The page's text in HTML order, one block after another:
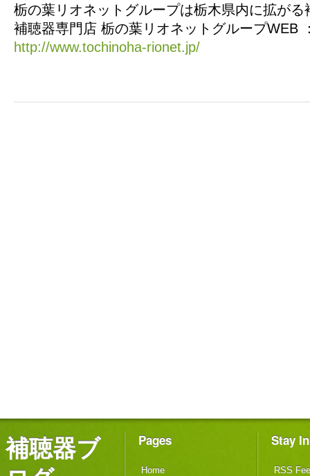
栃の葉リオネットグループは栃木県内に拡がる
補聴器専門店 栃の葉リオネットグループWEB
http://www.tochinoha-rionet.jp/
補聴器ブ
Pages
Home
Stay
RSS